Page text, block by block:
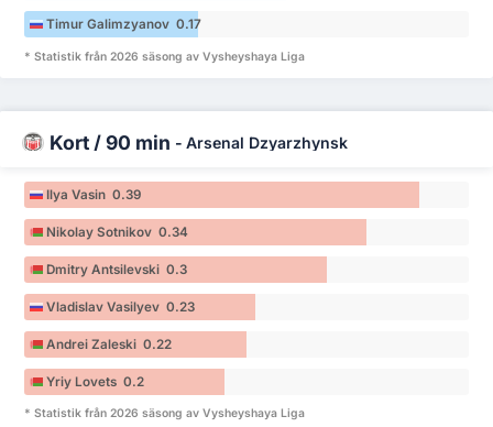
Timur Galimzyanov 0.17
* Statistik från 2026 säsong av Vysheyshaya Liga
Kort / 90 min - Arsenal Dzyarzhynsk
Ilya Vasin 0.39
Nikolay Sotnikov 0.34
Dmitry Antsilevski 0.3
Vladislav Vasilyev 0.23
Andrei Zaleski 0.22
Yriy Lovets 0.2
* Statistik från 2026 säsong av Vysheyshaya Liga